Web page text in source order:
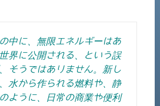
中に、無限エネルギーはあ
界に公開される、という誤
そうではありません。新し
水から作られる燃料や、静
ように、日常の商業や便利